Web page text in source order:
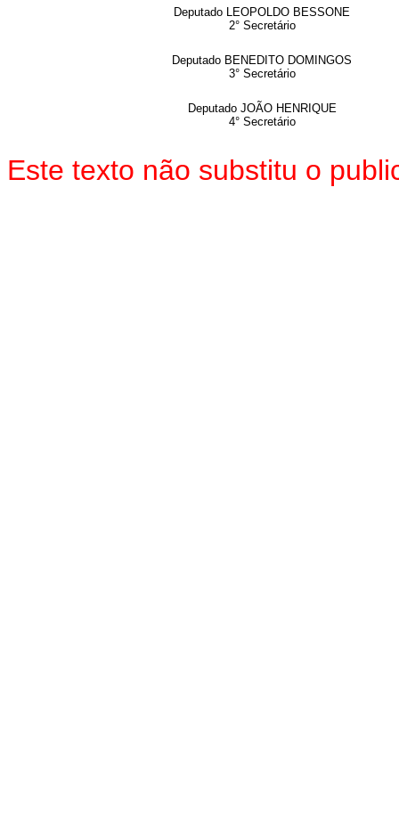
Deputado LEOPOLDO BESSONE
2° Secretário
Deputado BENEDITO DOMINGOS
3° Secretário
Deputado JOÃO HENRIQUE
4° Secretário
Este texto não substitu o